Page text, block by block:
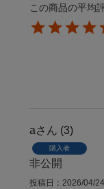
a 3
購入者
非公開
投稿日 2026/04/24